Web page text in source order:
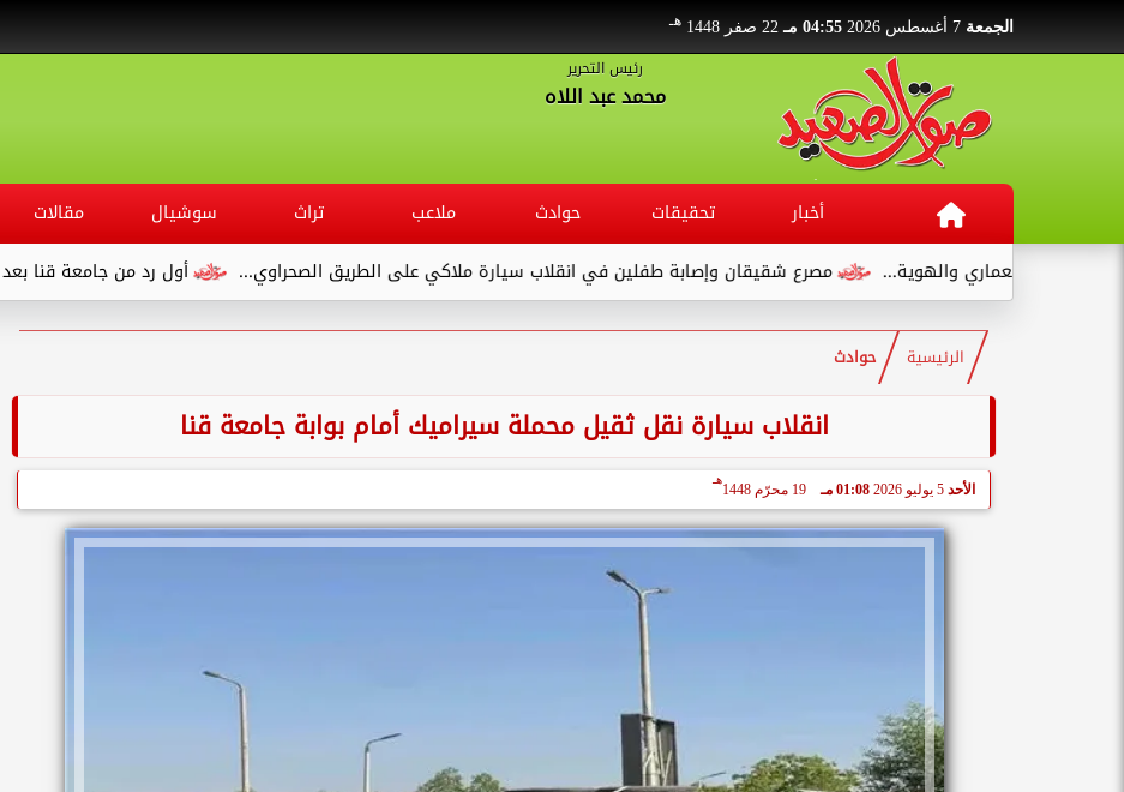
الجمعة 04:55 مـ 22 صفر 1448 هـ
رئيس التحرير
محمد عبد اللاه
أخبار تحقيقات حوادث ملاعب تراث سوشيال مقالات
أول رد من جامعة قنا بعد شكوي مصرع شقيقان وإصابة طفلين في انقلاب سيارة ملاكي على الطريق الصحراوي... والمعماري والهوية...
الرئيسية حوادث
انقلاب سيارة نقل ثقيل محملة سيراميك أمام بوابة جامعة قنا
الأحد 5 يوليو 2026 01:08 مـ 19 محرّم 1448
هـ